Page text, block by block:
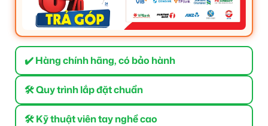
✔️ Hàng chính hãng, có bảo hành
🛠 Quy trình lắp đặt chuẩn
🛠 Kỹ thuật viên tay nghề cao